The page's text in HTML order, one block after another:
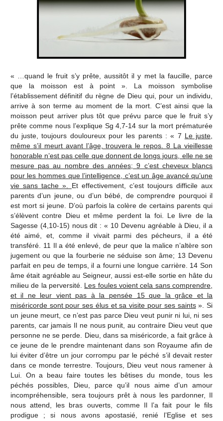
« …quand le fruit s’y prête, aussitôt il y met la faucille, parce
que la moisson est à point ». La moisson symbolise
l’établissement définitif du règne de Dieu qui, pour un individu,
arrive à son terme au moment de la mort. C’est ainsi que la
moisson peut arriver plus tôt que prévu parce que le fruit s’y
prête comme nous l’explique Sg 4,7-14 sur la mort prématurée
du juste, toujours douloureux pour les parents : « 7 Le juste,
même s’il meurt avant l’âge, trouvera le repos. 8 La vieillesse
honorable n’est pas celle que donnent de longs jours, elle ne se
mesure pas au nombre des années; 9 c’est cheveux blancs
pour les hommes que l’intelligence, c’est un âge avancé qu’une
vie sans tache ». Et effectivement, c’est toujours difficile aux
parents d’un jeune, ou d’un bébé, de comprendre pourquoi il
est mort si jeune. D’où parfois la colère de certains parents qui
s’élèvent contre Dieu et même perdent la foi. Le livre de la
Sagesse (4,10-15) nous dit : « 10 Devenu agréable à Dieu, il a
été aimé, et, comme il vivait parmi des pécheurs, il a été
transféré. 11 Il a été enlevé, de peur que la malice n’altère son
jugement ou que la fourberie ne séduise son âme; 13 Devenu
parfait en peu de temps, il a fourni une longue carrière. 14 Son
âme était agréable au Seigneur, aussi est-elle sortie en hâte du
milieu de la perversité. Les foules voient cela sans comprendre,
et il ne leur vient pas à la pensée 15 que la grâce et la
miséricorde sont pour ses élus et sa visite pour ses saints». Si
un jeune meurt, ce n’est pas parce Dieu veut punir ni lui, ni ses
parents, car jamais Il ne nous punit, au contraire Dieu veut que
personne ne se perde. Dieu, dans sa miséricorde, a fait grâce à
ce jeune de le prendre maintenant dans son Royaume afin de
lui éviter d’être un jour corrompu par le péché s’il devait rester
dans ce monde terrestre. Toujours, Dieu veut nous ramener à
Lui. On a beau faire toutes les bêtises du monde, tous les
péchés possibles, Dieu, parce qu’il nous aime d’un amour
incompréhensible, sera toujours prêt à nous les pardonner, Il
nous attend, les bras ouverts, comme Il l’a fait pour le fils
prodigue ; si nous avons apostasié, renié l’Eglise et ses